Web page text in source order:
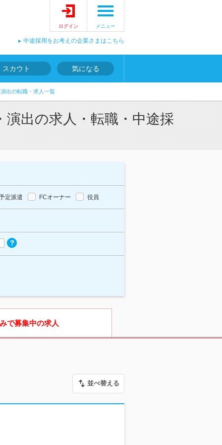
ログイン メニュー
中途採用をお考えの企業さまはこちら
スカウト 気になる
出の転職・求人一覧
出の求人・転職・中途採
定派遣 FCオーナー 役員
で募集中の求人
並べ替える